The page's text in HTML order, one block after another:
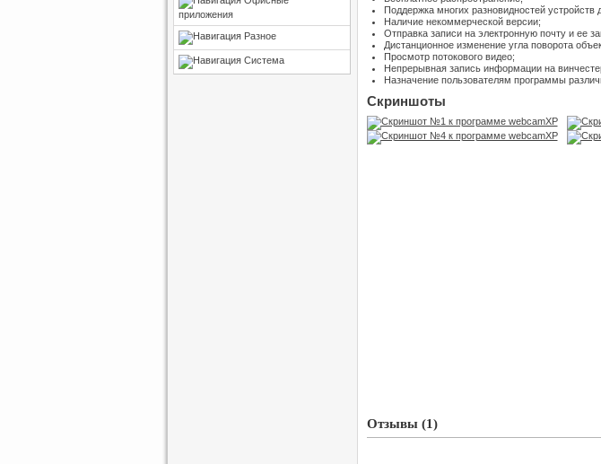
приложения
Разное
Система
Поддержка многих разновидностей
Наличие некоммерческой версии;
Отправка записи на электронную почту и ее
Дистанционное изменение угла поворота
Просмотр потокового видео;
Непрерывная запись информации на
Назначение пользователям программы
Скриншоты
Отзывы (1)